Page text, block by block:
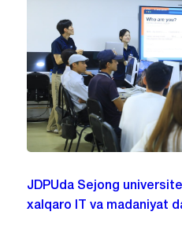
JDPUda Sejong
xalqaro IT va madaniyat